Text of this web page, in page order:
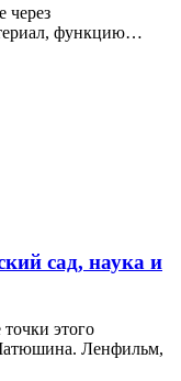
через
функцию…
сад, наука и
этого
Ленфильм,